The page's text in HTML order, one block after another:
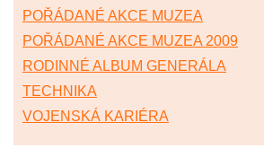
POŘÁDANÉ AKCE MUZEA
POŘÁDANÉ AKCE MUZEA 2009
RODINNÉ ALBUM GENERÁLA
TECHNIKA
VOJENSKÁ KARIÉRA